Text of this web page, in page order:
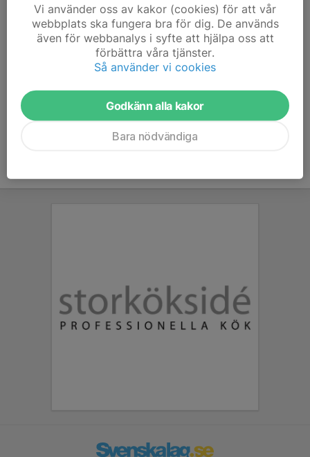
Peloton målet. Utbrytarna får ca 60 sekunders lucka.
Varmt välkommen, hoppas vi ses! :)
Vi använder oss av kakor (cookies) för att vår
webbplats ska fungera bra för dig. De används
även för webbanalys i syfte att hjälpa oss att
förbättra våra tjänster.
Så använder vi cookies
Godkänn alla kakor
Bara nödvändiga